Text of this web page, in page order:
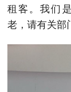
租客。我们
老，请有关部